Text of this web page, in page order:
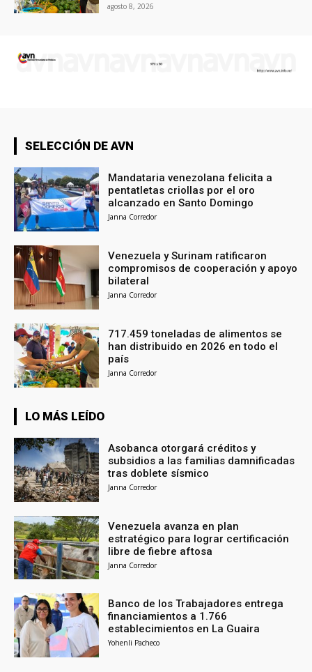
agosto 8, 2026
SELECCIÓN DE AVN
Mandataria venezolana felicita a
pentatletas criollas por el oro
alcanzado en Santo Domingo
Janna Corredor
Venezuela y Surinam ratificaron
compromisos de cooperación y apoyo
bilateral
Janna Corredor
717.459 toneladas de alimentos se
han distribuido en 2026 en todo el
país
Janna Corredor
LO MÁS LEÍDO
Asobanca otorgará créditos y
subsidios a las familias damnificadas
tras doblete sísmico
Janna Corredor
Venezuela avanza en plan
estratégico para lograr certificación
libre de fiebre aftosa
Janna Corredor
Banco de los Trabajadores entrega
financiamientos a 1.766
establecimientos en La Guaira
Yohenli Pacheco